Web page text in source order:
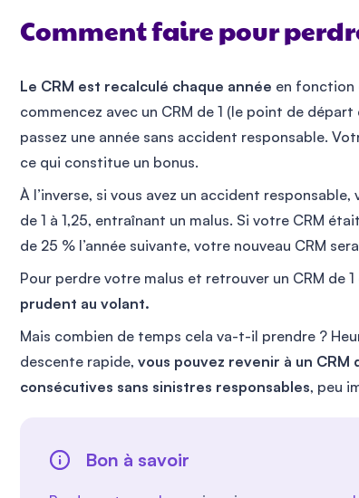
Comment faire pour
Le CRM est recalculé chaque année en fonction
commencez avec un CRM de 1 (le point de
passez une année sans accident responsable.
ce qui constitue un bonus.
À l’inverse, si vous avez un accident
de 1 à 1,25, entraînant un malus. Si votre CRM
de 25 % l’année suivante, votre nouveau CRM sera
Pour perdre votre malus et retrouver un CRM de
prudent au volant.
Mais combien de temps cela va-t-il prendre ?
descente rapide, vous pouvez revenir à un CRM
consécutives sans sinistres responsables, peu
Bon à savoir